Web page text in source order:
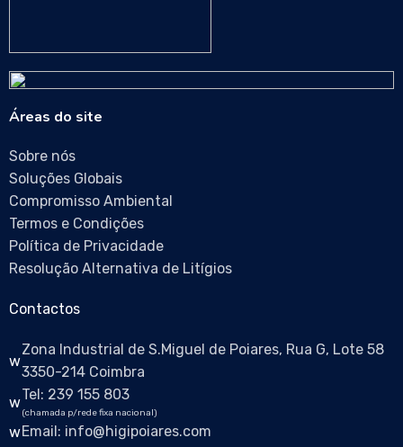
Áreas do site
Sobre nós
Soluções Globais
Compromisso Ambiental
Termos e Condições
Política de Privacidade
Resolução Alternativa de Litígios
Contactos
Zona Industrial de S.Miguel de Poiares, Rua G, Lote 58
3350-214 Coimbra
Tel: 239 155 803
(chamada p/rede fixa nacional)
Email: info@higipoiares.com